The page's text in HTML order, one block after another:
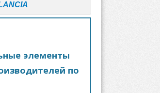
элементы
по